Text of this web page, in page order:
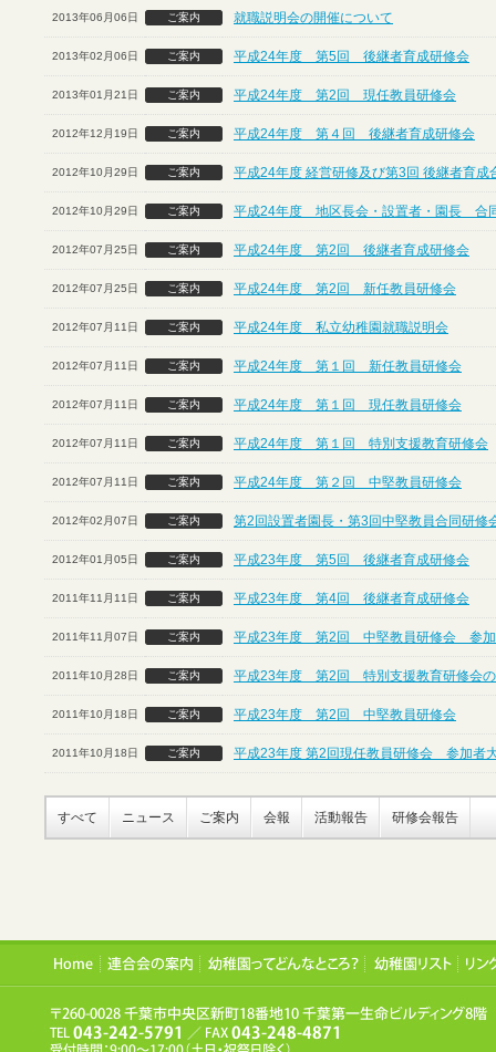
2013年06月06日 ご案内 就職説明会の開催について
2013年02月06日 ご案内 平成24年度 第5回 後継者育成研修会
2013年01月21日 ご案内 平成24年度 第2回 現任教員研修会
2012年12月19日 ご案内 平成24年度 第４回 後継者育成研修会
2012年10月29日 ご案内 平成24年度 経営研修及び第3回 後継者育成
2012年10月29日 ご案内 平成24年度 地区長会・設置者・園長 合
2012年07月25日 ご案内 平成24年度 第2回 後継者育成研修会
2012年07月25日 ご案内 平成24年度 第2回 新任教員研修会
2012年07月11日 ご案内 平成24年度 私立幼稚園就職説明会
2012年07月11日 ご案内 平成24年度 第１回 新任教員研修会
2012年07月11日 ご案内 平成24年度 第１回 現任教員研修会
2012年07月11日 ご案内 平成24年度 第１回 特別支援教育研修会
2012年07月11日 ご案内 平成24年度 第２回 中堅教員研修会
2012年02月07日 ご案内 第2回設置者園長・第3回中堅教員合同研修
2012年01月05日 ご案内 平成23年度 第5回 後継者育成研修会
2011年11月11日 ご案内 平成23年度 第4回 後継者育成研修会
2011年11月07日 ご案内 平成23年度 第2回 中堅教員研修会 参加
2011年10月28日 ご案内 平成23年度 第2回 特別支援教育研修会
2011年10月18日 ご案内 平成23年度 第2回 中堅教員研修会
2011年10月18日 ご案内 平成23年度 第2回現任教員研修会 参加者
すべて ニュース ご案内 会報 活動報告 研修会報告